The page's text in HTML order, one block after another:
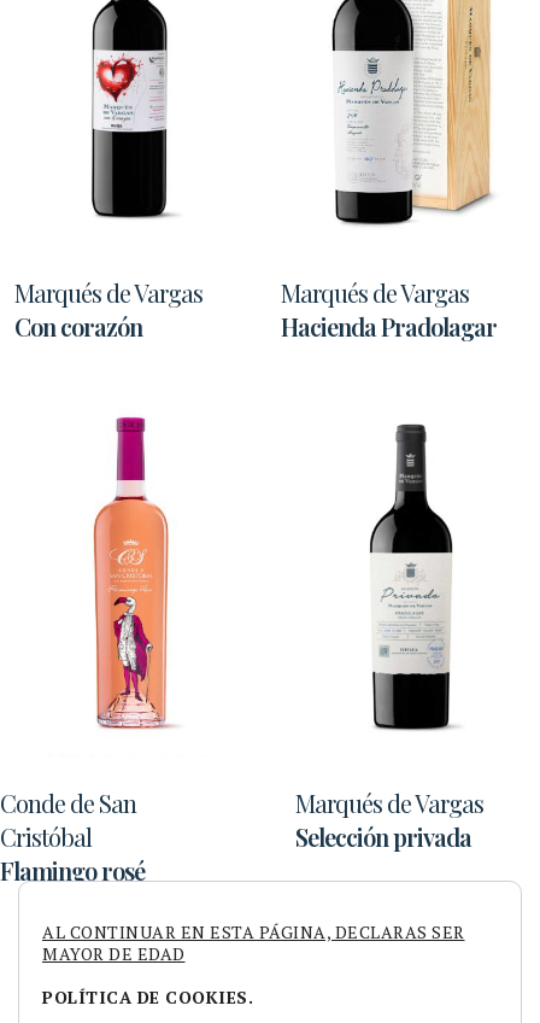
Marqués de Vargas
Con corazón
Marqués de Vargas
Hacienda Pradolagar
Conde de San
Cristóbal
Flamingo rosé
Marqués de Vargas
Selección privada
AL CONTINUAR EN ESTA PÁGINA, DECLARAS SER
MAYOR DE EDAD
POLÍTICA DE COOKIES.